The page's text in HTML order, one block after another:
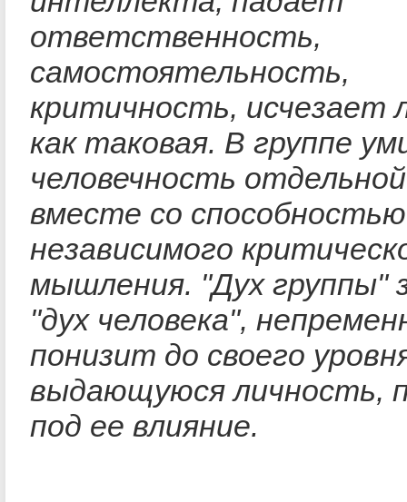
ответственность,
самостоятельность,
критичность, исчезает
как таковая. В группе
человечность
вместе со способностью
независимого
мышления. "Дух группы"
"дух человека",
понизит до своего
выдающуюся личность,
под ее влияние.